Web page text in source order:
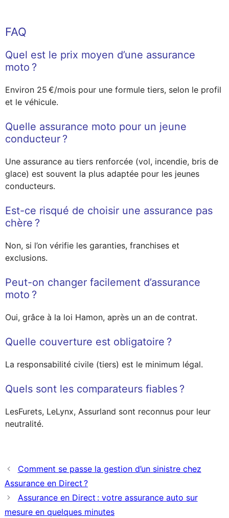
FAQ
Quel est le prix moyen d’une assurance
moto ?
Environ 25 €/mois pour une formule tiers, selon le profil
et le véhicule.
Quelle assurance moto pour un jeune
conducteur ?
Une assurance au tiers renforcée (vol, incendie, bris de
glace) est souvent la plus adaptée pour les jeunes
conducteurs.
Est-ce risqué de choisir une assurance pas
chère ?
Non, si l’on vérifie les garanties, franchises et
exclusions.
Peut-on changer facilement d’assurance
moto ?
Oui, grâce à la loi Hamon, après un an de contrat.
Quelle couverture est obligatoire ?
La responsabilité civile (tiers) est le minimum légal.
Quels sont les comparateurs fiables ?
LesFurets, LeLynx, Assurland sont reconnus pour leur
neutralité.
Comment se passe la gestion d’un sinistre chez
Assurance en Direct ?
Assurance en Direct : votre assurance auto sur
mesure en quelques minutes